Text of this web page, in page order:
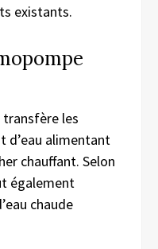
existants.
transfère les
d’eau alimentant
chauffant. Selon
également
chaude